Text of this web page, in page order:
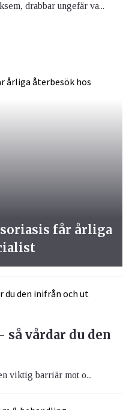
drabbar ungefär va...
så vårdar du den
viktig barriär mot o...
får årliga